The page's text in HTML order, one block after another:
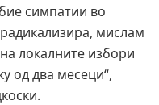
симпатии во
радикализира, мислам
локалните избори
од два месеци“,